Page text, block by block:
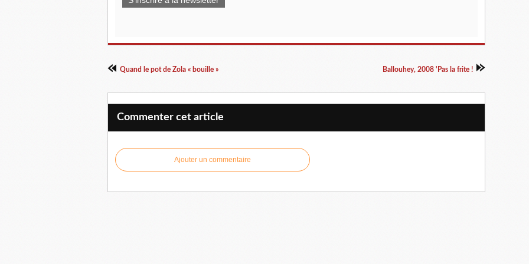
Quand le pot de Zola « bouille » Ballouhey, 2008 'Pas la frite !
Commenter cet article
Ajouter un commentaire